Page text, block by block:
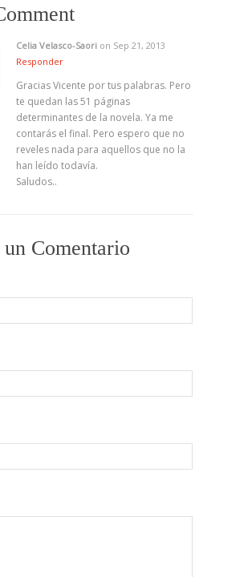
Celia Velasco-Saori on Sep 21, 2013
Responder
Gracias Vicente por tus palabras. Pero
te quedan las 51 páginas
determinantes de la novela. Ya me
contarás el final. Pero espero que no
reveles nada para aquellos que no la
han leído todavía.
Saludos..
Comentario